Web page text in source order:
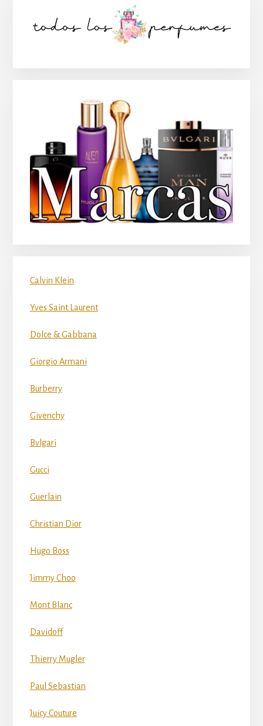
lateral
Calvin Klein
Yves Saint Laurent
Dolce & Gabbana
Giorgio Armani
Burberry
Givenchy
Bvlgari
Gucci
Guerlain
Christian Dior
Hugo Boss
Jimmy Choo
Mont Blanc
Davidoff
Thierry Mugler
Paul Sebastian
Juicy Couture